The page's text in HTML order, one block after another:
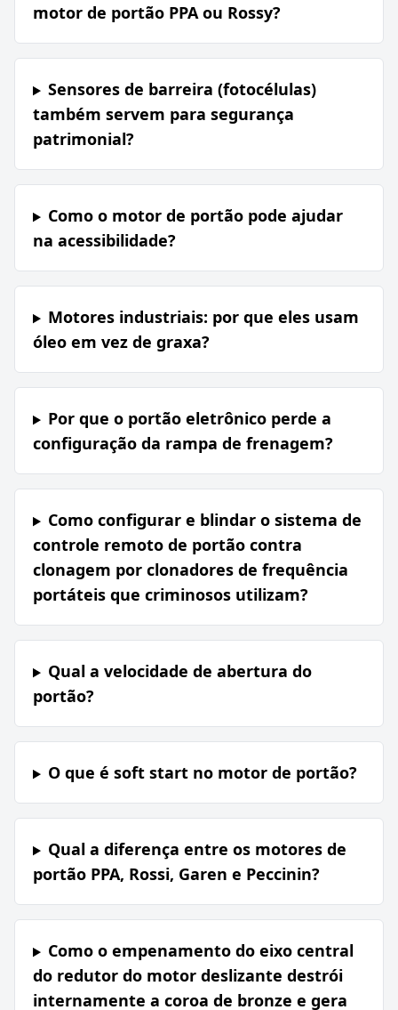
motor de portão PPA ou Rossy?
Sensores de barreira (fotocélulas)
também servem para segurança
patrimonial?
Como o motor de portão pode ajudar
na acessibilidade?
Motores industriais: por que eles usam
óleo em vez de graxa?
Por que o portão eletrônico perde a
configuração da rampa de frenagem?
Como configurar e blindar o sistema de
controle remoto de portão contra
clonagem por clonadores de frequência
portáteis que criminosos utilizam?
Qual a velocidade de abertura do
portão?
O que é soft start no motor de portão?
Qual a diferença entre os motores de
portão PPA, Rossi, Garen e Peccinin?
Como o empenamento do eixo central
do redutor do motor deslizante destrói
internamente a coroa de bronze e gera